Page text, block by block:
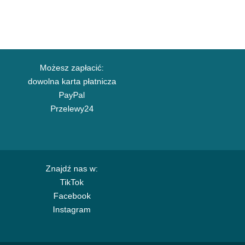
Możesz zapłacić:
dowolna karta płatnicza
PayPal
Przelewy24
Znajdź nas w:
TikTok
Facebook
Instagram